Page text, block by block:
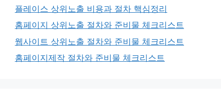
플레이스 상위노출 비용과 절차 핵심정리
홈페이지 상위노출 절차와 준비물 체크리스트
웹사이트 상위노출 절차와 준비물 체크리스트
홈페이지제작 절차와 준비물 체크리스트